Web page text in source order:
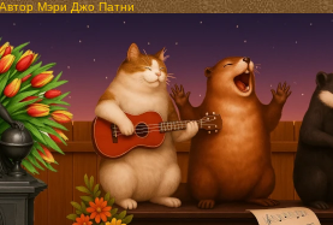
Мэри Джо Патни